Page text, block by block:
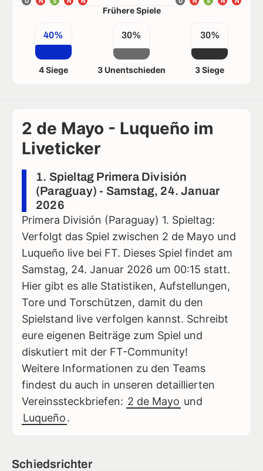
Frühere Spiele
40%
4 Siege
30%
3 Unentschieden
30%
3 Siege
2 de Mayo - Luqueño im
Liveticker
1. Spieltag Primera División
(Paraguay) - Samstag, 24. Januar
2026
Primera División (Paraguay) 1. Spieltag:
Verfolgt das Spiel zwischen 2 de Mayo und
Luqueño live bei FT. Dieses Spiel findet am
Samstag, 24. Januar 2026 um 00:15 statt.
Hier gibt es alle Statistiken, Aufstellungen,
Tore und Torschützen, damit du den
Spielstand live verfolgen kannst. Schreibt
eure eigenen Beiträge zum Spiel und
diskutiert mit der FT-Community!
Weitere Informationen zu den Teams
findest du auch in unseren detaillierten
Vereinssteckbriefen: 2 de Mayo und
Luqueño.
Schiedsrichter